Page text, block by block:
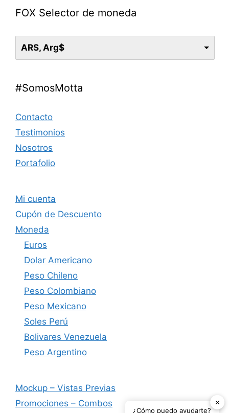
FOX Selector de moneda
ARS, Arg$
#SomosMotta
Contacto
Testimonios
Nosotros
Portafolio
Mi cuenta
Cupón de Descuento
Moneda
Euros
Dolar Americano
Peso Chileno
Peso Colombiano
Peso Mexicano
Soles Perú
Bolivares Venezuela
Peso Argentino
Mockup – Vistas Previas
Promociones – Combos
✕
¿Cómo puedo ayudarte?